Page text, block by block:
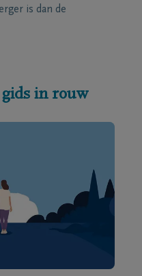
is dan de
in rouw